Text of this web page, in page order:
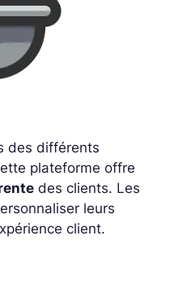
des différents
plateforme offre
des clients. Les
leurs
client.